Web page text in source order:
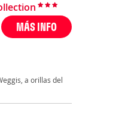
MÁS INFO
a orillas del